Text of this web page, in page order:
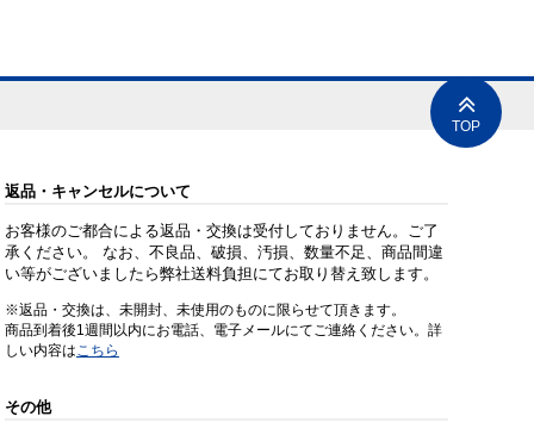
TOP
返品・キャンセルについて
お客様のご都合による返品・交換は受付しておりません。ご了
承ください。 なお、不良品、破損、汚損、数量不足、商品間違
い等がございましたら弊社送料負担にてお取り替え致します。
※返品・交換は、未開封、未使用のものに限らせて頂きます。
商品到着後1週間以内にお電話、電子メールにてご連絡ください。詳
しい内容はこちら
その他